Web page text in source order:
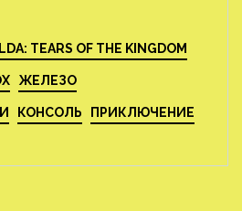
TEARS OF THE KINGDOM
ЖЕЛЕЗО
КОНСОЛЬ ПРИКЛЮЧЕНИЕ